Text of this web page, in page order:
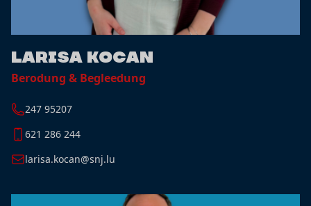
Larisa Kocan
Berodung & Begleedung
247 95207
621 286 244
larisa.kocan@snj.lu